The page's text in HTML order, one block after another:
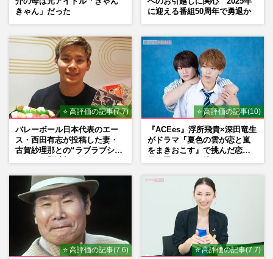
きゃん」だった
に迎える番組50周年で勇退か
⭐ 高評価の記事(7.7)
バレーボール日本代表のエー
ス・西田有志が投稿した妻・
古賀紗理那との“ラブラブショ
判殺到の理由
⭐ 高評価の記事(10)
『ACEes』浮所飛貴×深田竜生
がドラマ『夏色の雲が恋と嵐
をまきおこす』で挑んだ恋人
⭐ 高評価の記事(7.6) ⭐ 高評価の記事(7.7)